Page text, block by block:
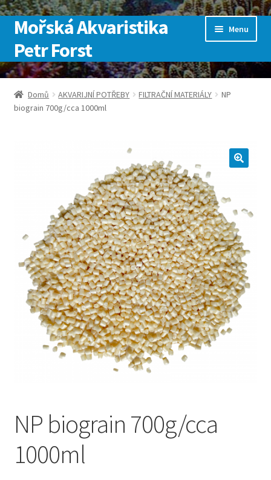
Přeskočit
na
navigaci
Přejít
k
obsahu
webu
Mořská Akvaristika
Petr Forst
Menu
Úvodní stránka
Kontakt
Pokladna
SLUŽBY
Domů AKVARIJNÍ POTŘEBY FILTRAČNÍ MATERIÁLY
NP
biograin 700g/cca 1000ml
NP biograin 700g/cca
1000ml